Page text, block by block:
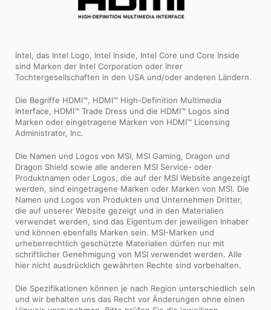
Intel, das Intel Logo, Intel Inside, Intel Core und Core Inside
sind Marken der Intel Corporation oder ihrer
Tochtergesellschaften in den USA und/oder anderen Ländern.
Die Begriffe HDMI™, HDMI™ High-Definition Multimedia
Interface, HDMI™ Trade Dress und die HDMI™ Logos sind
Marken oder eingetragene Marken von HDMI™ Licensing
Administrator, Inc.
Die Namen und Logos von MSI, MSI Gaming, Dragon und
Dragon Shield sowie alle anderen MSI Service- oder
Produktnamen oder Logos, die auf der MSI Website angezeigt
werden, sind eingetragene Marken oder Marken von MSI. Die
Namen und Logos von Produkten und Unternehmen Dritter,
die auf unserer Website gezeigt und in den Materialien
verwendet werden, sind das Eigentum der jeweiligen Inhaber
und können ebenfalls Marken sein. MSI-Marken und
urheberrechtlich geschützte Materialien dürfen nur mit
schriftlicher Genehmigung von MSI verwendet werden. Alle
hier nicht ausdrücklich gewährten Rechte sind vorbehalten.
Die Spezifikationen können je nach Region unterschiedlich sein
und wir behalten uns das Recht vor Änderungen ohne einen